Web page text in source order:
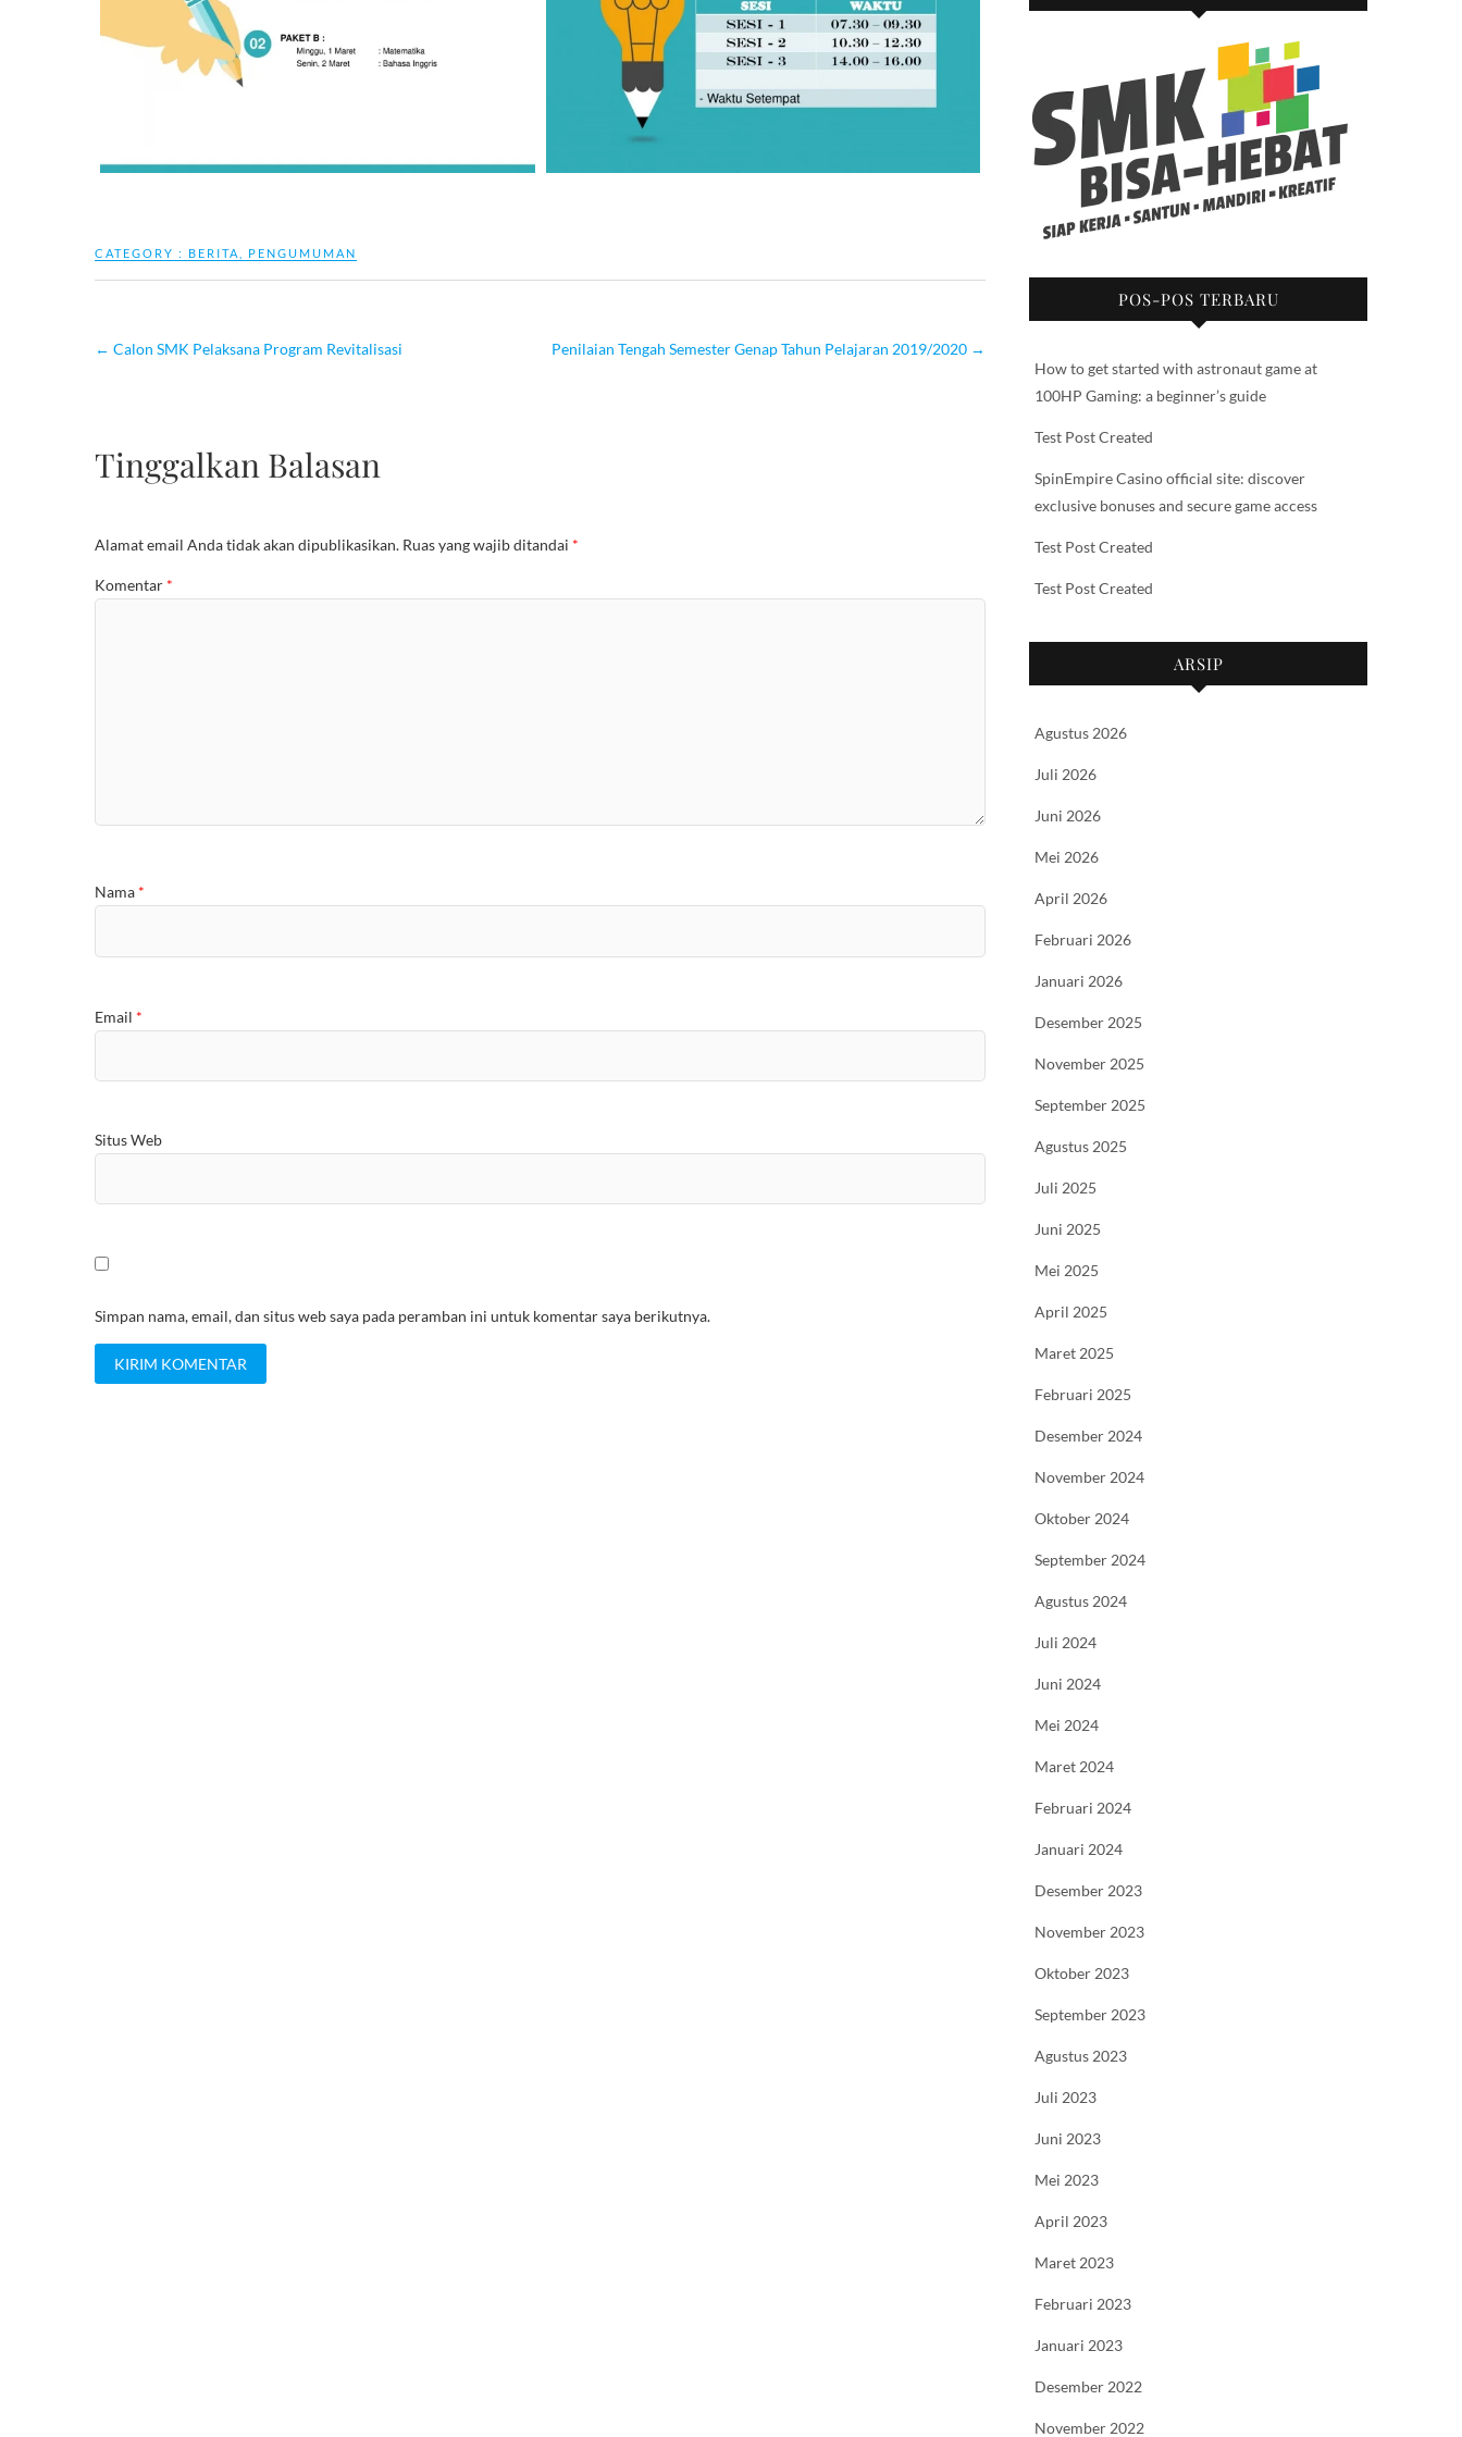
CATEGORY : BERITA PENGUMUMAN
← Calon SMK Pelaksana Program Revitalisasi Penilaian Tengah Semester Genap Tahun Pelajaran 2019/2020 →
Tinggalkan Balasan
Alamat email Anda tidak akan dipublikasikan. Ruas yang wajib ditandai *
Komentar *
Nama *
Email *
Situs Web
Simpan nama, email, dan situs web saya pada peramban ini untuk komentar saya berikutnya.
POS-POS TERBARU
How to get started with astronaut game at
100HP Gaming: a beginner’s guide
Test Post Created
SpinEmpire Casino official site: discover
exclusive bonuses and secure game access
Test Post Created
Test Post Created
ARSIP
Agustus 2026
Juli 2026
Juni 2026
Mei 2026
April 2026
Februari 2026
Januari 2026
Desember 2025
November 2025
September 2025
Agustus 2025
Juli 2025
Juni 2025
Mei 2025
April 2025
Maret 2025
Februari 2025
Desember 2024
November 2024
Oktober 2024
September 2024
Agustus 2024
Juli 2024
Juni 2024
Mei 2024
Maret 2024
Februari 2024
Januari 2024
Desember 2023
November 2023
Oktober 2023
September 2023
Agustus 2023
Juli 2023
Juni 2023
Mei 2023
April 2023
Maret 2023
Februari 2023
Januari 2023
Desember 2022
November 2022